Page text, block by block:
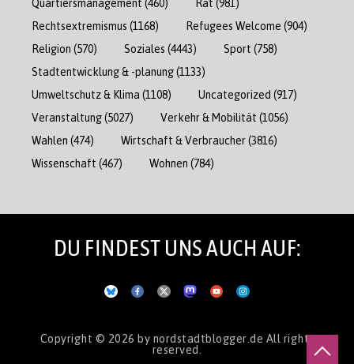
Rechtsextremismus (1168) Refugees Welcome (904)
Religion (570) Soziales (4443) Sport (758)
Stadtentwicklung & -planung(1133)
Umweltschutz & Klima (1108) Uncategorized (917)
Veranstaltung(5027) Verkehr & Mobilität (1056)
Wahlen (474) Wirtschaft & Verbraucher(3816)
Wissenschaft (467) Wohnen (784)
DU FINDEST UNS AUCH AUF:
Copyright © 2026 by nordstadtblogger.de All rights
reserved.